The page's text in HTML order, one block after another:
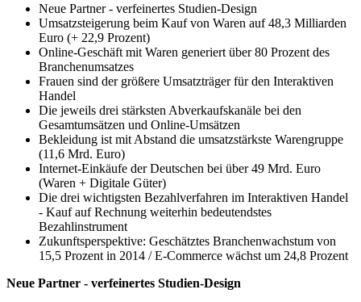
Neue Partner - verfeinertes Studien-Design
Umsatzsteigerung beim Kauf von Waren auf 48,3 Milliarden
Euro (+ 22,9 Prozent)
Online-Geschäft mit Waren generiert über 80 Prozent des
Branchenumsatzes
Frauen sind der größere Umsatzträger für den Interaktiven
Handel
Die jeweils drei stärksten Abverkaufskanäle bei den
Gesamtumsätzen und Online-Umsätzen
Bekleidung ist mit Abstand die umsatzstärkste Warengruppe
(11,6 Mrd. Euro)
Internet-Einkäufe der Deutschen bei über 49 Mrd. Euro
(Waren + Digitale Güter)
Die drei wichtigsten Bezahlverfahren im Interaktiven Handel
- Kauf auf Rechnung weiterhin bedeutendstes
Bezahlinstrument
Zukunftsperspektive: Geschätztes Branchenwachstum von
15,5 Prozent in 2014 / E-Commerce wächst um 24,8 Prozent
Neue Partner - verfeinertes Studien-Design